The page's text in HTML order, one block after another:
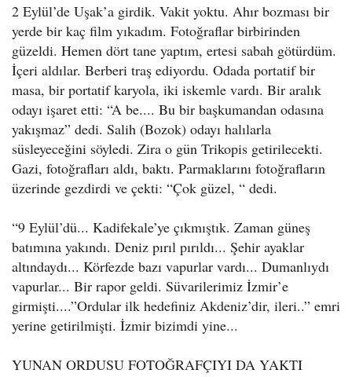
2 Eylül’de Uşak’a girdik. Vakit yoktu. Ahır bozması bir
yerde bir kaç film yıkadım. Fotoğraflar birbirinden
güzeldi. Hemen dört tane yaptım, ertesi sabah götürdüm.
İçeri aldılar. Berberi traş ediyordu. Odada portatif bir
masa, bir portatif karyola, iki iskemle vardı. Bir aralık
odayı işaret etti: “A be.... Bu bir başkumandan odasına
yakışmaz” dedi. Salih (Bozok) odayı halılarla
süsleyeceğini söyledi. Zira o gün Trikopis getirilecekti.
Gazi, fotoğrafları aldı, baktı. Parmaklarını fotoğrafların
üzerinde gezdirdi ve çekti: “Çok güzel, “ dedi.
“9 Eylül’dü... Kadifekale’ye çıkmıştık. Zaman güneş
batımına yakındı. Deniz pırıl pırıldı... Şehir ayaklar
altındaydı... Körfezde bazı vapurlar vardı... Dumanlıydı
vapurlar... Bir rapor geldi. Süvarilerimiz İzmir’e
girmişti....”Ordular ilk hedefiniz Akdeniz’dir, ileri..” emri
yerine getirilmişti. İzmir bizimdi yine...
YUNAN ORDUSU FOTOĞRAFÇIYI DA YAKTI